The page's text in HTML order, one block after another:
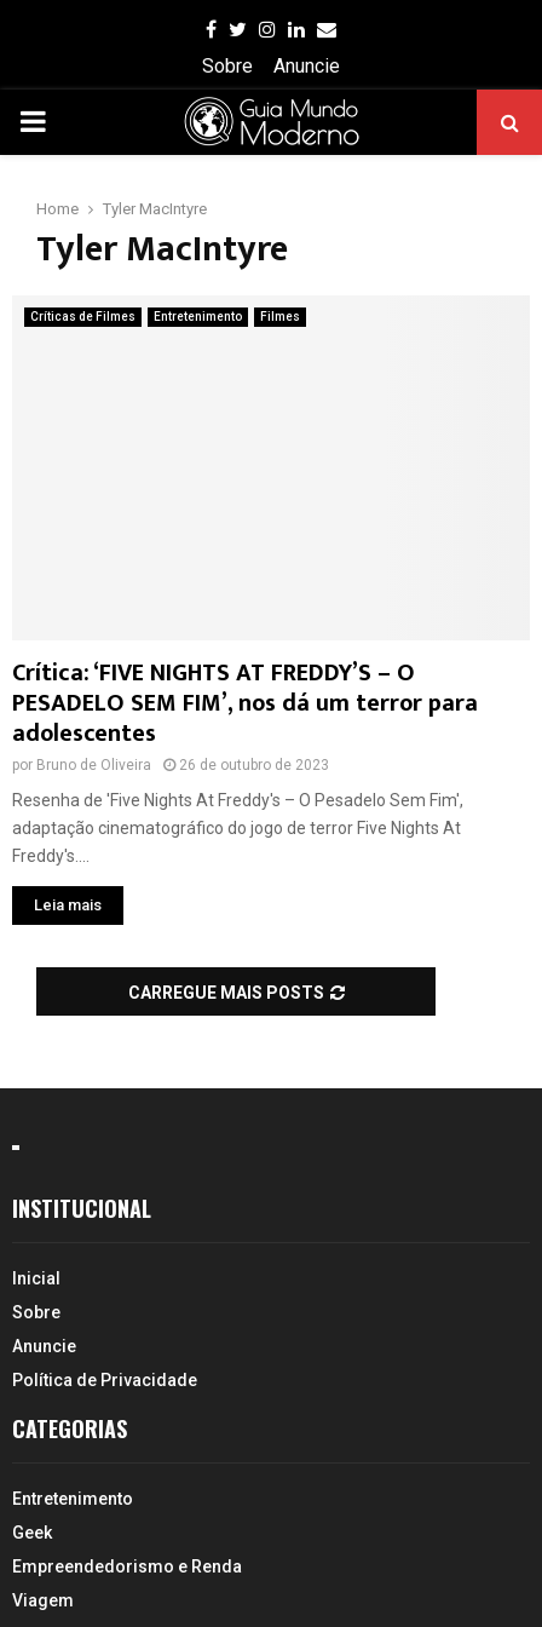
Facebook
Twitter
Instagram
Linkedin
Email
Sobre
Anuncie
PRIMARY
Home Tyler MacIntyre
Tyler MacIntyre
Críticas de Filmes Entretenimento Filmes
Crítica: ‘FIVE NIGHTS AT FREDDY’S – O
PESADELO SEM FIM’, nos dá um terror para
adolescentes
por Bruno de Oliveira 26 de outubro de 2023
Resenha de 'Five Nights At Freddy's – O Pesadelo Sem Fim',
adaptação cinematográfico do jogo de terror Five Nights At
Freddy's....
Leia mais
CARREGUE MAIS POSTS
INSTITUCIONAL
Inicial
Sobre
Anuncie
Política de Privacidade
CATEGORIAS
Entretenimento
Geek
Empreendedorismo e Renda
Viagem